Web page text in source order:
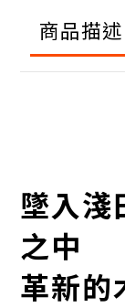
商品描述
墜入淺
之中
革新的